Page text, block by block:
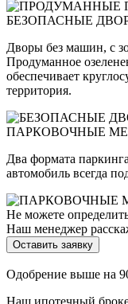
БЕЗОПАСНЫЕ
Дворы без машин, с
Продуманное
обеспечивает
территория.
ПАРКОВОЧНЫЕ
Два формата
автомобиль всегда
Не можете
Наш менеджер
Оставить заявку
Одобрение выше на